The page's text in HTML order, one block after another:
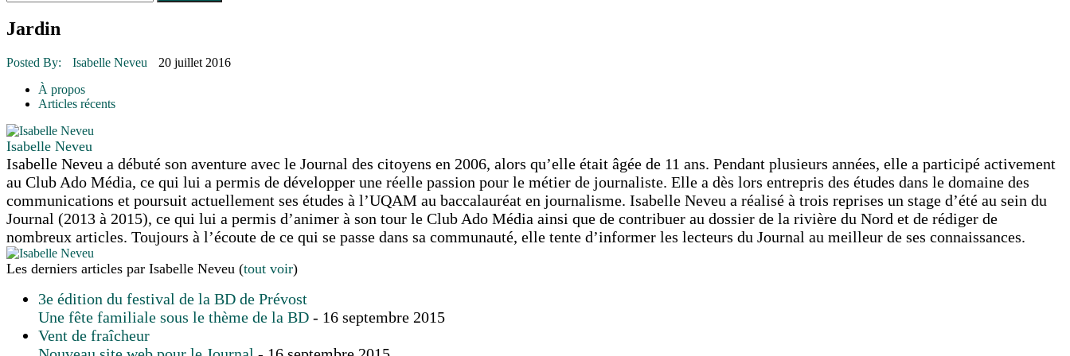
30 juin 2015
16 juillet 2026
16 juillet 2026 | POLITIQUE
16 juillet 2026
16 juillet 2026
Jardin
Posted By: Isabelle Neveu
20 juillet 2016
À propos
Articles récents
Isabelle Neveu
Isabelle Neveu a débuté son aventure avec le Journal des citoyens en 2006, alors qu’elle était âgée de 11 ans. Pendant plusieurs années, elle a participé activement
au Club Ado Média, ce qui lui a permis de développer une réelle passion pour le métier de journaliste. Elle a dès lors entrepris des études dans le domaine des
communications et poursuit actuellement ses études à l’UQAM au baccalauréat en journalisme. Isabelle Neveu a réalisé à trois reprises un stage d’été au sein du
Journal (2013 à 2015), ce qui lui a permis d’animer à son tour le Club Ado Média ainsi que de contribuer au dossier de la rivière du Nord et de rédiger de
nombreux articles. Toujours à l’écoute de ce qui se passe dans sa communauté, elle tente d’informer les lecteurs du Journal au meilleur de ses connaissances.
Les derniers articles par Isabelle Neveu (tout voir)
3e édition du festival de la BD de Prévost
Une fête familiale sous le thème de la BD - 16 septembre 2015
Vent de fraîcheur